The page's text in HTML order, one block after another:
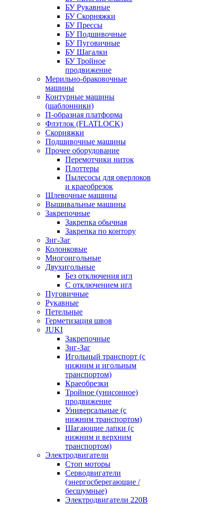
БУ Рукавные
БУ Скорняжки
БУ Прессы
БУ Подшивочные
БУ Пуговичные
БУ Шагалки
БУ Тройное
продвижение
Мерильно-браковочные
машины
Контурные машины
(шаблонники)
П-образная платформа
Флэтлок (FLATLOCK)
Скорняжки
Подшивочные машины
Прочее оборудование
Перемотчики ниток
Плоттеры
Пылесосы для оверлоков
и краеобрезок
Шлевочные машины
Вышивальные машины
Закрепочные
Закрепка обычная
Закрепка по контору
Зиг-Заг
Колонковые
Многоигольные
Двухигольные
Без отключения игл
С отключением игл
Пуговичные
Рукавные
Петельные
Герметизация швов
JUKI
Закрепочные
Зиг-Заг
Игольный транспорт (с
нижним и игольным
транспортом)
Краеобрезки
Тройное (унисонное)
продвижение
Универсальные (с
нижним транспортом)
Шагающие лапки (с
нижним и верхним
транспортом)
Электродвигатели
Стоп моторы
Серводвигатели
(энергосберегающие /
бесшумные)
Электродвигатели 220В